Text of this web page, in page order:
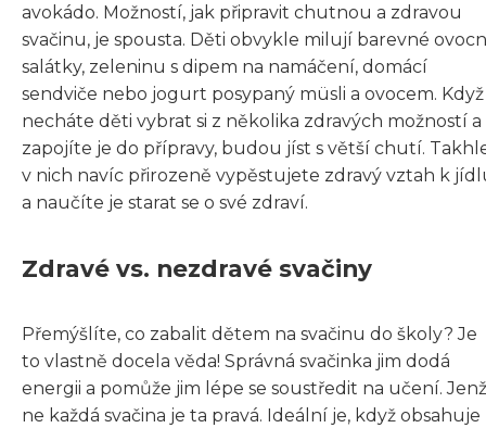
avokádo. Možností, jak připravit chutnou a zdravou
svačinu, je spousta. Děti obvykle milují barevné
salátky, zeleninu s dipem na namáčení, domácí
sendviče nebo jogurt posypaný müsli a ovocem. Když
necháte děti vybrat si z několika zdravých možností a
zapojíte je do přípravy, budou jíst s větší chutí.
v nich navíc přirozeně vypěstujete zdravý vztah k
a naučíte je starat se o své zdraví.
Zdravé vs. nezdravé svačiny
Přemýšlíte, co zabalit dětem na svačinu do školy? Je
to vlastně docela věda! Správná svačinka jim dodá
energii a pomůže jim lépe se soustředit na učení.
ne každá svačina je ta pravá. Ideální je, když obsahuje